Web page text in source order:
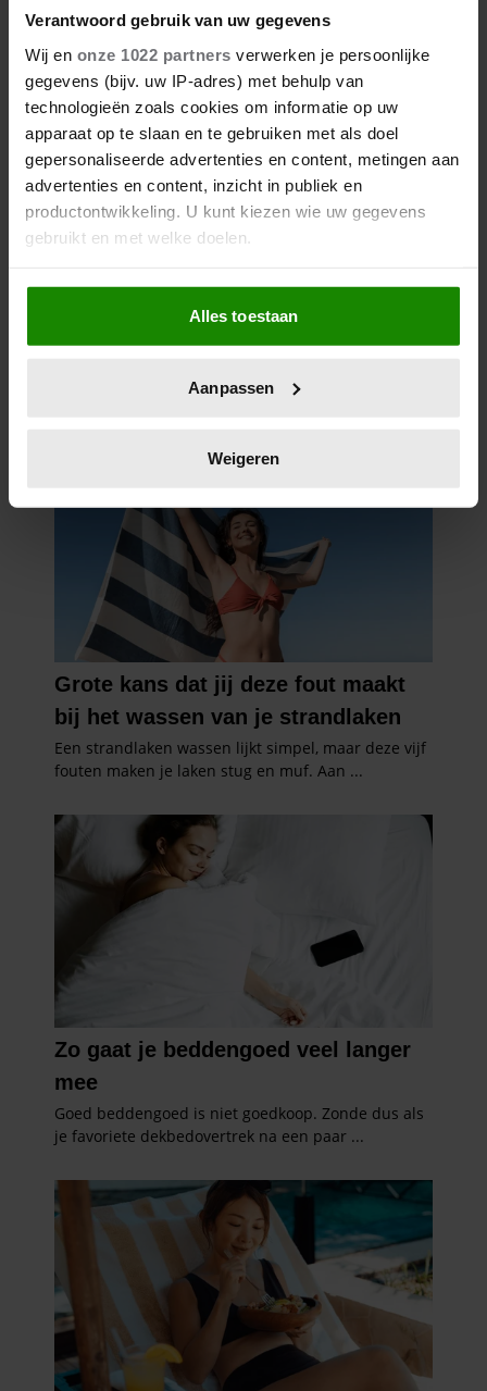
Verantwoord gebruik van uw gegevens
Wij en onze 1022 partners verwerken je persoonlijke
gegevens (bijv. uw IP-adres) met behulp van
technologieën zoals cookies om informatie op uw
apparaat op te slaan en te gebruiken met als doel
gepersonaliseerde advertenties en content, metingen aan
advertenties en content, inzicht in publiek en
productontwikkeling. U kunt kiezen wie uw gegevens
gebruikt en met welke doelen.
Als u het toestaat, willen we ook graag:
Informatie verzamelen over uw geografische
locatie, die tot een paar meter nauwkeurig kan zijn
scannen op specifieke eigenschappen (fingerprinting)
verwerkt en stel uw voorkeuren in het
intrekken in de Cookieverklaring.
We gebruiken cookies om content en advertenties te
personaliseren, om functies voor social media te bieden
en om ons websiteverkeer te analyseren. Ook delen we
informatie over uw gebruik van onze site met onze
partners voor social media, adverteren en analyse. Deze
partners kunnen deze gegevens combineren met andere
informatie die u aan ze heeft verstrekt of die ze hebben
verzameld op basis van uw gebruik van hun services. U
gaat akkoord met onze cookies als u onze website blijft
Alles toestaan
Aanpassen
Weigeren